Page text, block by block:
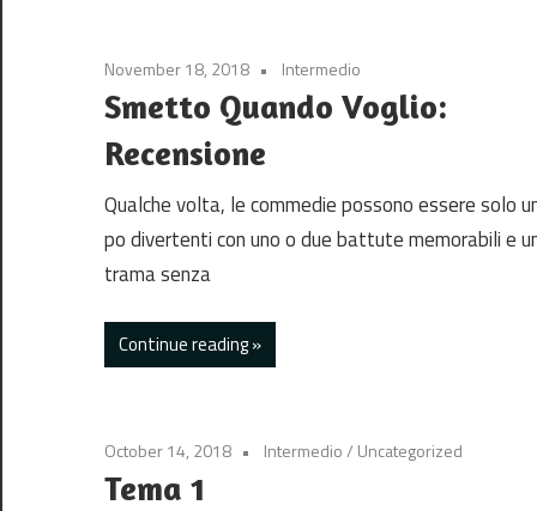
November 18, 2018 Intermedio
Smetto Quando Voglio:
Recensione
Qualche volta, le commedie possono essere solo
po divertenti con uno o due battute memorabili e
trama senza
Continue reading
October 14, 2018 Intermedio/ Uncategorized
Tema 1